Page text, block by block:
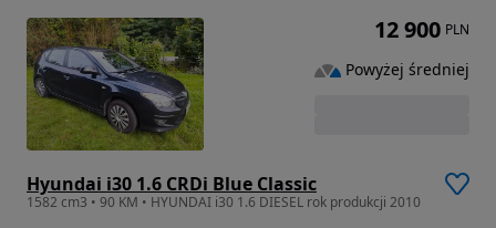
Hyundai i30 1.6 CRDi Blue Classic
1582 cm3 • 90 KM • HYUNDAI i30 1.6 DIESEL rok produkcji 2010
12 900 PLN
Powyżej średniej